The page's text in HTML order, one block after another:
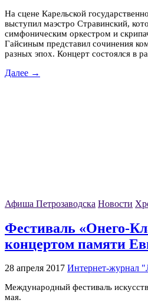
На сцене Карельской
выступил маэстро Стравинский,
симфоническим оркестром и
Гайсиным представил сочинения
разных эпох. Концерт состоялся в
Далее →
Афиша Петрозаводска Новости
Фестиваль «Онего-
концертом памяти
28 апреля 2017 Интернет-журнал
Международный фестиваль
мая.